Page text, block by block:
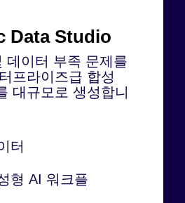
Data Studio
데이터 부족 문제를
프라이즈급 합성
대규모로 생성합니
터
형 AI 워크플